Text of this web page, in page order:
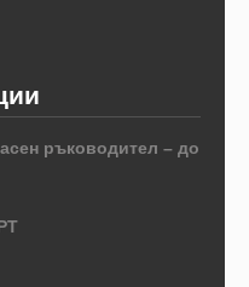
ръководител – до